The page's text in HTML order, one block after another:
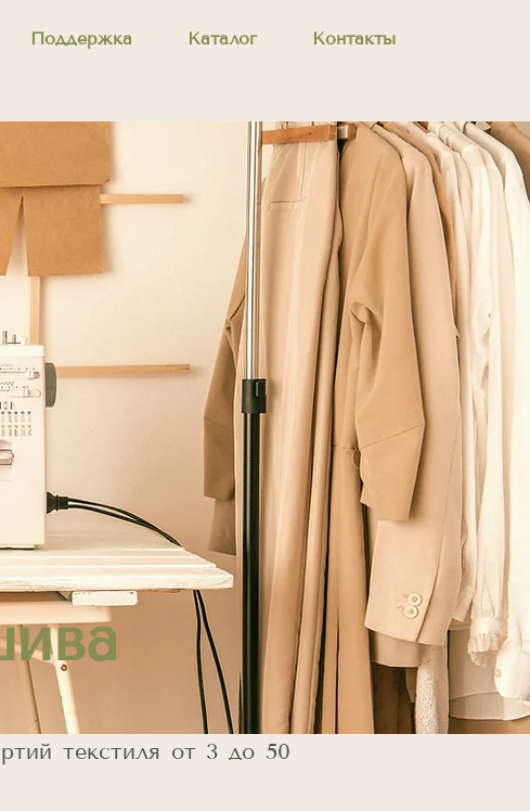
Поддержка Каталог Контакты
текстиля от 3 до 50